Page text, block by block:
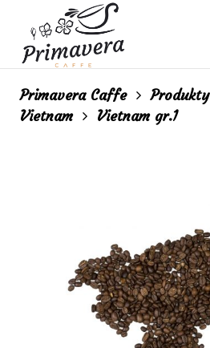
Primavera Caffe Produkty
Vietnam
Vietnam gr.1